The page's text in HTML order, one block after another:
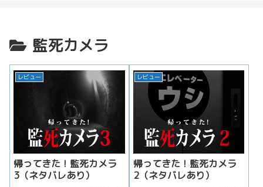
監死カメラ
レビュー
帰ってきた！監死カメラ
3（ネタバレあり）
レビュー
帰ってきた！監死カメラ
2（ネタバレあり）